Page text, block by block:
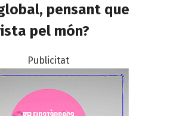
pensant que
pel món?
Publicitat